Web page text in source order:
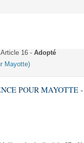
16 - Adopté
Mayotte)
POUR MAYOTTE -